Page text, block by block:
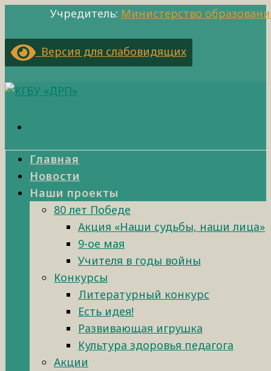
Учредитель: Министерство
Версия для слабовидящих
Главная
Новости
Наши проекты
80 лет Победе
Акция «Наши судьбы, наши лица»
9-ое мая
Учителя в годы войны
Конкурсы
Литературный конкурс
Есть идея!
Развивающая игрушка
Культура здоровья педагога
Акции